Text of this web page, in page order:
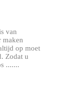
van
maken
op moet
Zodat u
.......